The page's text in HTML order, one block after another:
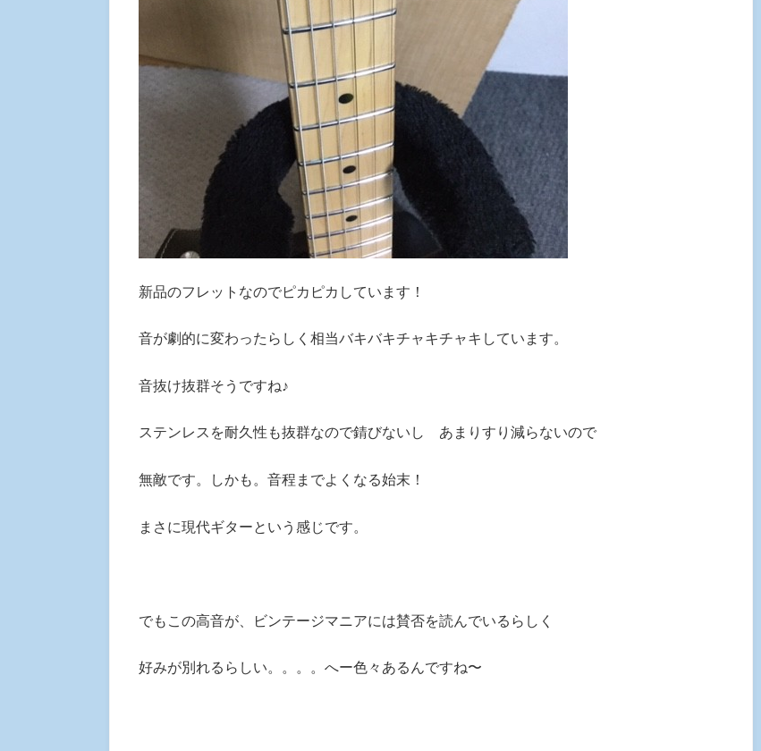
新品のフレットなのでピカピカしています！
音が劇的に変わったらしく相当バキバキチャキチャキしています。
音抜け抜群そうですね♪
ステンレスを耐久性も抜群なので錆びないし あまりすり減らないので
無敵です。しかも。音程までよくなる始末！
まさに現代ギターという感じです。
でもこの高音が、ビンテージマニアには賛否を読んでいるらしく
好みが別れるらしい。。。。へー色々あるんですね〜